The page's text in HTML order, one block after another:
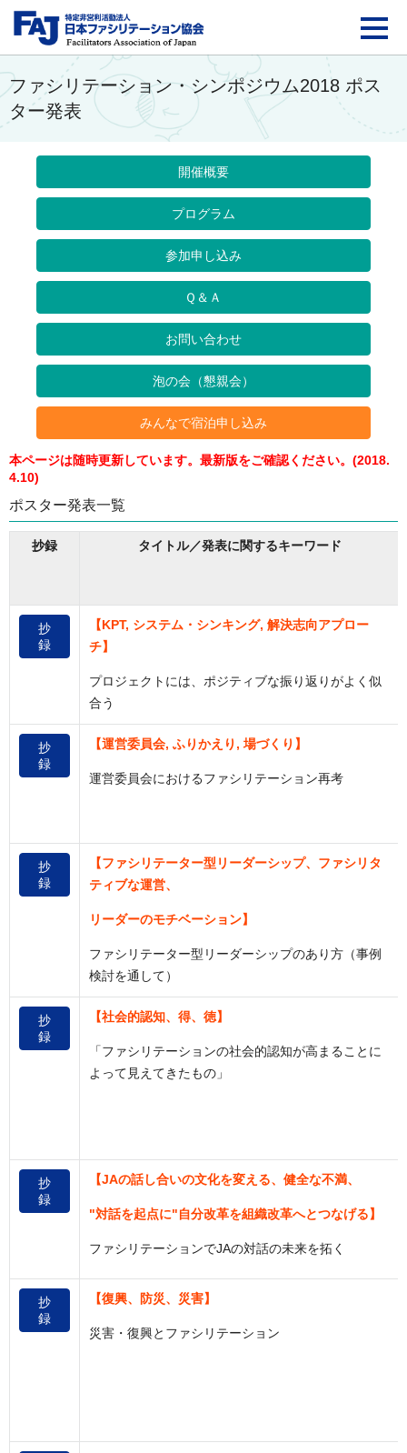
FAJ：特定非営利活動
ファシリテーション・シンポジウム2018 ポス
ター発表
開催概要
プログラム
参加申し込み
Ｑ＆Ａ
お問い合わせ
泡の会（懇親会）
みんなで宿泊申し込み
本ページは随時更新しています。最新版をご確認ください。(2018.
4.10)
ポスター発表一覧
抄録 タイトル／発表に関するキーワード
抄
録
【KPT, システム・シンキング, 解決志向アプロー
チ】
プロジェクトには、ポジティブな振り返りがよく似
合う
抄
録
【運営委員会, ふりかえり, 場づくり】
運営委員会におけるファシリテーション再考
抄
録
【ファシリテーター型リーダーシップ、ファシリタ
ティブな運営、
リーダーのモチベーション】
ファシリテーター型リーダーシップのあり方（事例
検討を通して）
抄
録
【社会的認知、得、徳】
「ファシリテーションの社会的認知が高まることに
よって見えてきたもの」
抄
録
【JAの話し合いの文化を変える、健全な不満、
"対話を起点に"自分改革を組織改革へとつなげる】
ファシリテーションでJAの対話の未来を拓く
抄
録
【復興、防災、災害】
災害・復興とファシリテーション